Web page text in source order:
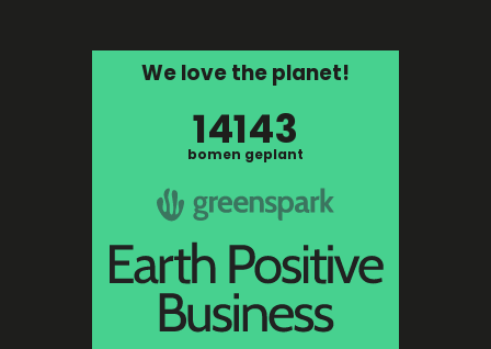
We love the planet!
14143
bomen geplant